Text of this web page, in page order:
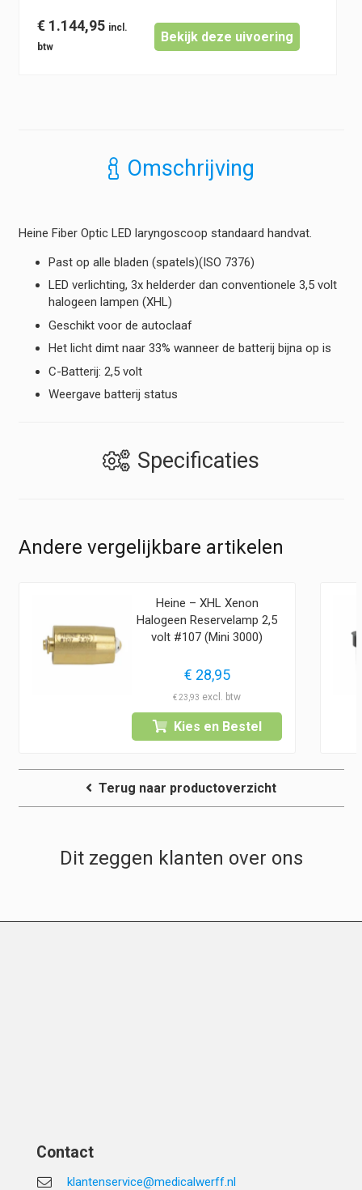
€ 1.144,95
Bekijk deze uivoering
Omschrijving
Heine Fiber Optic LED laryngoscoop standaard handvat.
Past op alle bladen (spatels)(ISO 7376)
LED verlichting, 3x helderder dan conventionele 3,5 volt
halogeen lampen (XHL)
Geschikt voor de autoclaaf
Het licht dimt naar 33% wanneer de batterij bijna op is
C-Batterij: 2,5 volt
Weergave batterij status
Specificaties
Andere vergelijkbare artikelen
Heine – XHL Xenon
Halogeen Reservelamp 2,5
volt #107 (Mini 3000)
€ 28,95
€23,93
Kies en Bestel
Terug naar productoverzicht
Dit zeggen klanten over ons
Contact
klantenservice@medicalwerff.nl